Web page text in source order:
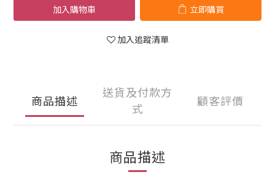
加入購物車 立即購買
加入追蹤清單
商品描述
送貨及付款方
式
顧客評價
商品描述